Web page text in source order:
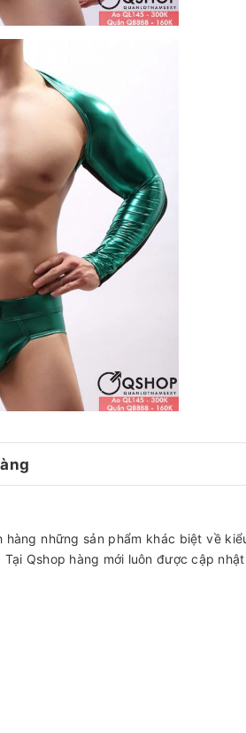
hàng những sản phẩm khác biệt về
Qshop hàng mới luôn được cập